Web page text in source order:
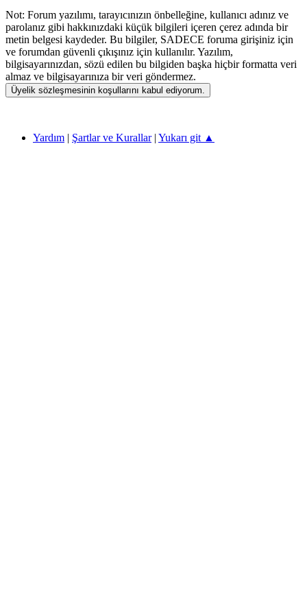
Not: Forum yazılımı, tarayıcınızın önbelleğine, kullanıcı adınız ve
parolanız gibi hakkınızdaki küçük bilgileri içeren çerez adında bir
metin belgesi kaydeder. Bu bilgiler, SADECE foruma girişiniz için
ve forumdan güvenli çıkışınız için kullanılır. Yazılım,
bilgisayarınızdan, sözü edilen bu bilgiden başka hiçbir formatta veri
almaz ve bilgisayarınıza bir veri göndermez.
Yardım | Şartlar ve Kurallar| Yukarı git ▲